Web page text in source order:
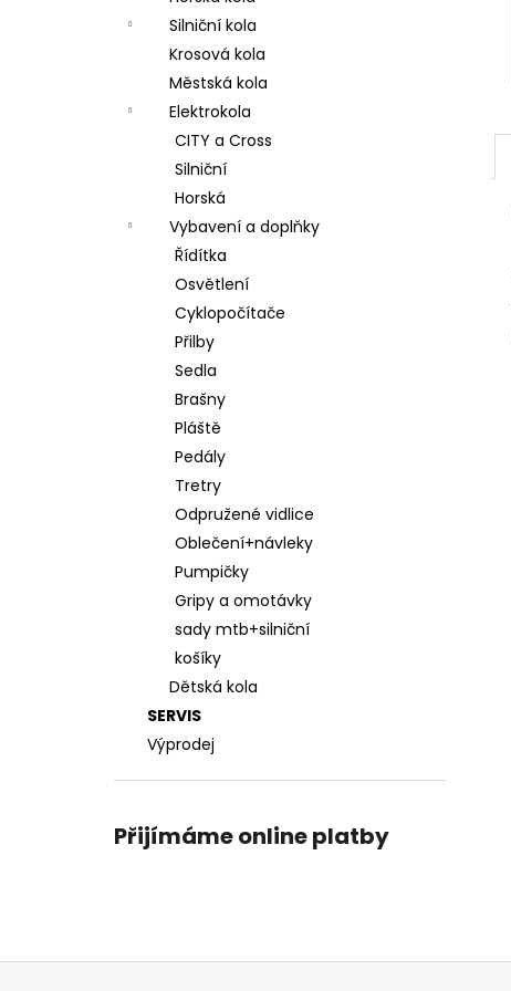
Silniční kola
Krosová kola
Městská kola
Elektrokola
CITY a Cross
Silniční
Horská
Vybavení a doplňky
Řídítka
Osvětlení
Cyklopočítače
Přilby
Sedla
Brašny
Pláště
Pedály
Tretry
Odpružené vidlice
Oblečení+návleky
Pumpičky
Gripy a omotávky
sady mtb+silniční
košíky
Dětská kola
SERVIS
Výprodej
Přijímáme online platby
ISAAC BOSON 105 DI2
99 990 Kč